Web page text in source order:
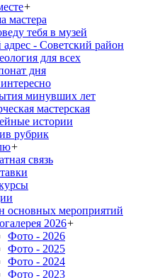
+
мастера
тебя в музей
- Советский район
для всех
дня
минувших лет
мастерская
истории
рубрик
+
связь
основных мероприятий
2026+
Фото - 2026
Фото - 2025
Фото - 2024
Фото - 2023